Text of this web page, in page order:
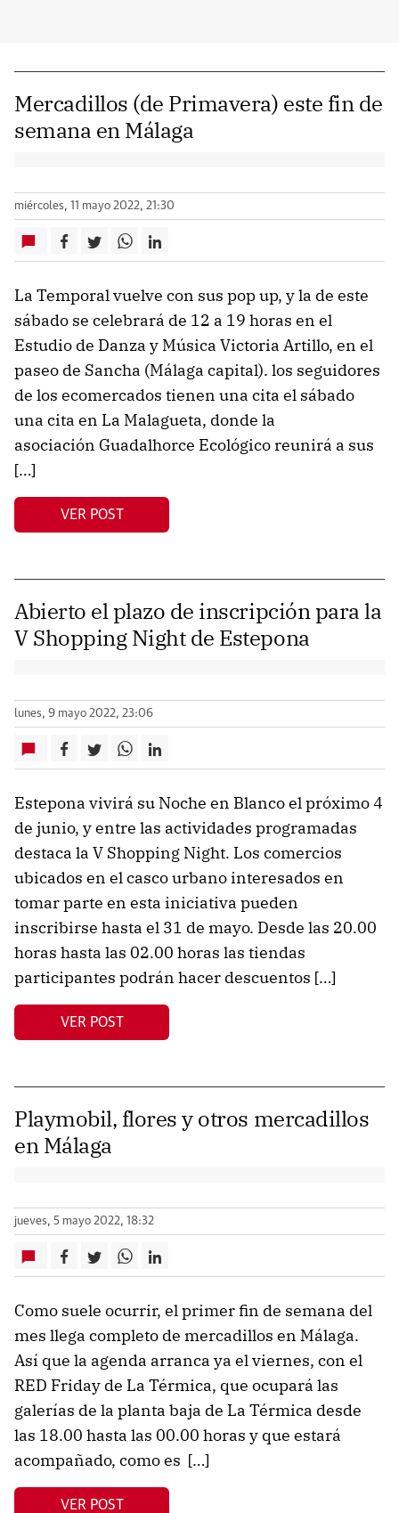
Mercadillos (de Primavera) este fin de
semana en Málaga
miércoles, 11 mayo 2022, 21:30
La Temporal vuelve con sus pop up, y la de este
sábado se celebrará de 12 a 19 horas en el
Estudio de Danza y Música Victoria Artillo, en el
paseo de Sancha (Málaga capital). los seguidores
de los ecomercados tienen una cita el sábado
una cita en La Malagueta, donde la
asociación Guadalhorce Ecológico reunirá a sus
[…]
VER POST
Abierto el plazo de inscripción para la
V Shopping Night de Estepona
lunes, 9 mayo 2022, 23:06
Estepona vivirá su Noche en Blanco el próximo 4
de junio, y entre las actividades programadas
destaca la V Shopping Night. Los comercios
ubicados en el casco urbano interesados en
tomar parte en esta iniciativa pueden
inscribirse hasta el 31 de mayo. Desde las 20.00
horas hasta las 02.00 horas las tiendas
participantes podrán hacer descuentos […]
VER POST
Playmobil, flores y otros mercadillos
en Málaga
jueves, 5 mayo 2022, 18:32
Como suele ocurrir, el primer fin de semana del
mes llega completo de mercadillos en Málaga.
Así que la agenda arranca ya el viernes, con el
RED Friday de La Térmica, que ocupará las
galerías de la planta baja de La Térmica desde
las 18.00 hasta las 00.00 horas y que estará
acompañado, como es […]
VER POST